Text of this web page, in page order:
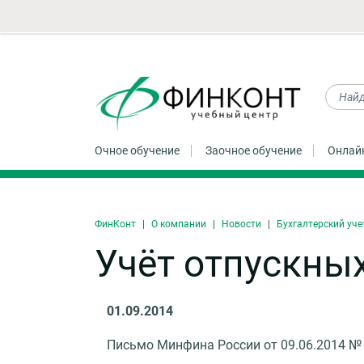
Очное обучение Заочное обучение
ФинКонт О компании Новости Бухгалтерский
Учёт
01.09.2014
Письмо Минфина России от 09.06.2014 №